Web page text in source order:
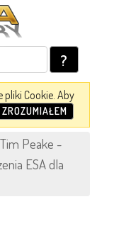
?
Cookie. Aby
Tim Peake -
ESA dla